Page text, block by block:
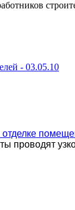
- 03.05.10
проводят